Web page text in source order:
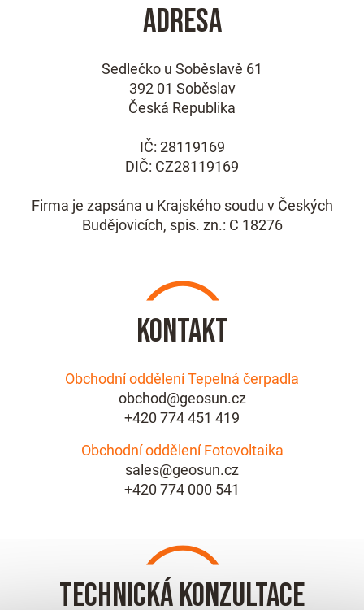
Adresa
Sedlečko u Soběslavě 61
392 01 Soběslav
Česká Republika
IČ: 28119169
DIČ: CZ28119169
Firma je zapsána u Krajského soudu v Českých
Budějovicích, spis. zn.: C 18276
Kontakt
Obchodní oddělení Tepelná čerpadla
obchod@geosun.cz
+420 774 451 419
Obchodní oddělení Fotovoltaika
sales@geosun.cz
+420 774 000 541
Technická konzultace